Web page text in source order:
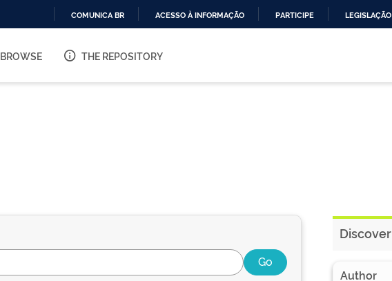
O
COMUNICA BR ACESSO À INFORMAÇÃO PARTICIPE LEGISLAÇÃO
BROWSE THE REPOSITORY
Discover
Author